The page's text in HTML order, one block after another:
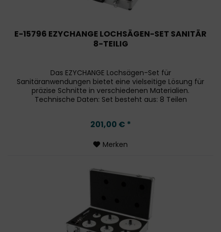
E-15796 EZYCHANGE LOCHSÄGEN-SET SANITÄR
8-TEILIG
Das EZYCHANGE Lochsägen-Set für
Sanitäranwendungen bietet eine vielseitige Lösung für
präzise Schnitte in verschiedenen Materialien.
Technische Daten: Set besteht aus: 8 Teilen
201,00 € *
Merken